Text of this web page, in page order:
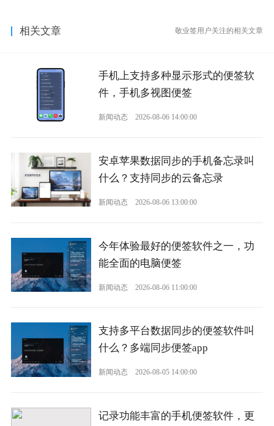
相关文章 敬业签用户关注的相关文章
手机上支持多种显示形式的便签软
件，手机多视图便签
新闻动态 2026-08-06 14:00:00
安卓苹果数据同步的手机备忘录叫
什么？支持同步的云备忘录
新闻动态 2026-08-06 13:00:00
今年体验最好的便签软件之一，功
能全面的电脑便签
新闻动态 2026-08-06 11:00:00
支持多平台数据同步的便签软件叫
什么？多端同步便签app
新闻动态 2026-08-05 14:00:00
记录功能丰富的手机便签软件，更